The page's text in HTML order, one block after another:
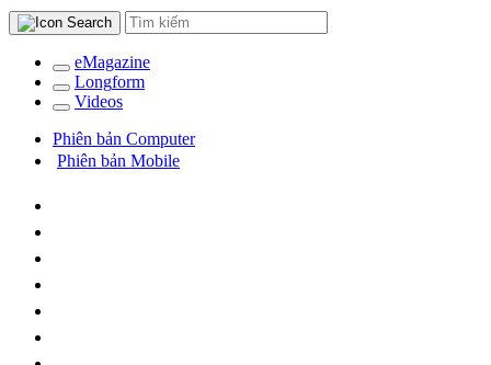
eMagazine
Longform
Videos
Phiên bản Computer
Phiên bản Mobile